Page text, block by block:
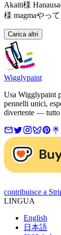
Akaiti様
様 magmaやっ
Carica altri
Wigglypaint
Usa Wigglypaint
pennelli unici,
divertente — tutto
contribuisce a
LINGUA
English
日本語